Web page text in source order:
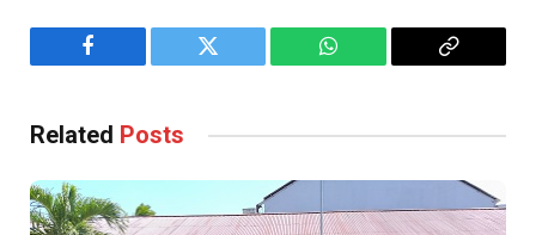
Facebook Twitter WhatsApp
Copy
Related Posts